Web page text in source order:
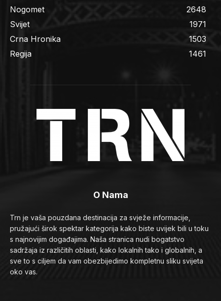
Nogomet
2648
Svijet
1971
Crna Hronika
1503
Regija
1461
O Nama
Trn je vaša pouzdana destinacija za svježe informacije,
pružajući širok spektar kategorija kako biste uvijek bili u toku
s najnovijim događajima. Naša stranica nudi bogatstvo
sadržaja iz različitih oblasti, kako lokalnih tako i globalnih, a
sve to s ciljem da vam obezbijedimo kompletnu sliku svijeta
oko vas.